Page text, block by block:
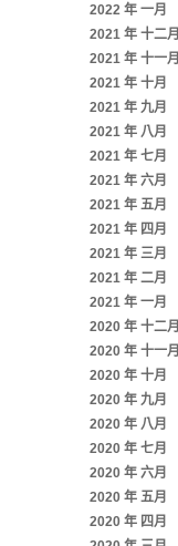
2022 年 一月
2021 年 十二月
2021 年 十一月
2021 年 十月
2021 年 九月
2021 年 八月
2021 年 七月
2021 年 六月
2021 年 五月
2021 年 四月
2021 年 三月
2021 年 二月
2021 年 一月
2020 年 十二月
2020 年 十一月
2020 年 十月
2020 年 九月
2020 年 八月
2020 年 七月
2020 年 六月
2020 年 五月
2020 年 四月